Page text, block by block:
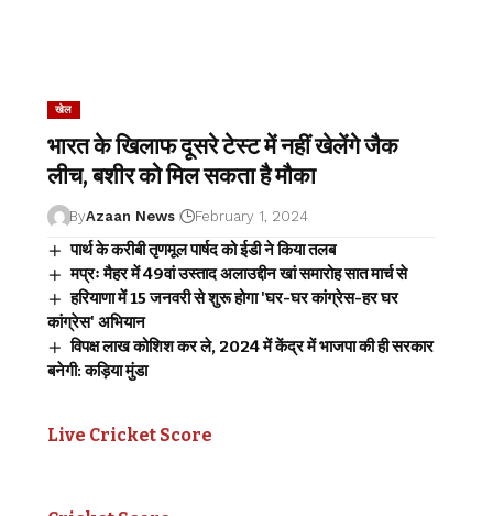
खेल
भारत के खिलाफ दूसरे टेस्ट में नहीं खेलेंगे जैक
लीच, बशीर को मिल सकता है मौका
ByAzaan News February 1, 2024
पार्थ के करीबी तृणमूल पार्षद को ईडी ने किया तलब
मप्रः मैहर में 49वां उस्ताद अलाउद्दीन खां समारोह सात मार्च से
हरियाणा में 15 जनवरी से शुरू होगा 'घर-घर कांग्रेस-हर घर
कांग्रेस' अभियान
विपक्ष लाख कोशिश कर ले, 2024 में केंद्र में भाजपा की ही सरकार
बनेगी: कड़िया मुंडा
Live Cricket Score